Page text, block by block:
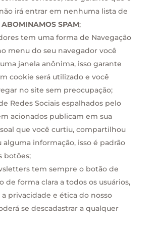
irá entrar em nenhuma lista de
ABOMINAMOS SPAM;
tem uma forma de Navegação
menu do seu navegador você
janela anônima, isso garante
cookie será utilizado e você
no site sem preocupação;
Redes Sociais espalhados pelo
acionados publicam em sua
que você curtiu, compartilhou
informação, isso é padrão
botões;
tem sempre o botão de
de forma clara a todos os usuários,
privacidade e ética do nosso
se descadastrar a qualquer